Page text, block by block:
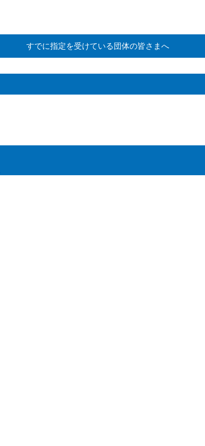
すでに指定を受けている団体の皆さまへ